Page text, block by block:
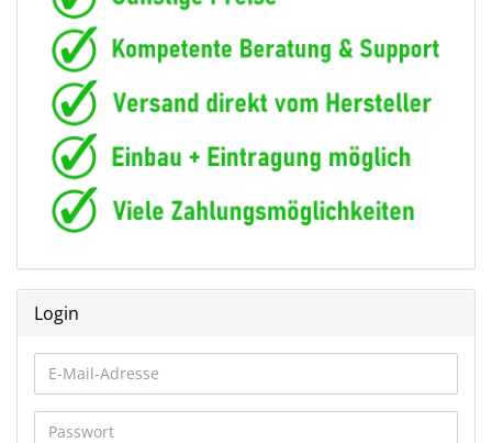
Login
E-
Mail-
Adresse
Passwort